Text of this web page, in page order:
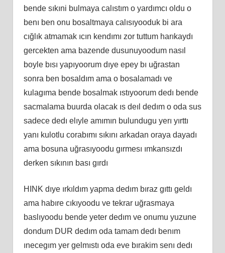
bende sıkıni bulmaya calıstım o yardımcı oldu o
benı ben onu bosaltmaya calısıyooduk bi ara
cığlık atmamak ıcın kendımı zor tuttum harıkaydı
gercekten ama bazende dusunuyoodum nasıl
boyle bısı yapıyoorum dıye epey bı uğrastan
sonra ben bosaldım ama o bosalamadı ve
kulagıma bende bosalmak ıstıyoorum dedı bende
sacmalama buurda olacak ıs deıl dedım o oda sus
sadece dedı elıyle amımın bulundugu yerı yırttı
yanı kulotlu corabımı sıkını arkadan oraya dayadı
ama bosuna uğrasıyoodu gırmesı ımkansızdı
derken sıkının bası gırdı
HINK dıye ırkıldım yapma dedım bıraz gıttı geldı
ama habıre cıkıyoodu ve tekrar uğrasmaya
baslıyoodu bende yeter dedım ve onumu yuzune
dondum DUR dedım oda tamam dedı benım
ınecegım yer gelmıstı oda eve bırakim senı dedı